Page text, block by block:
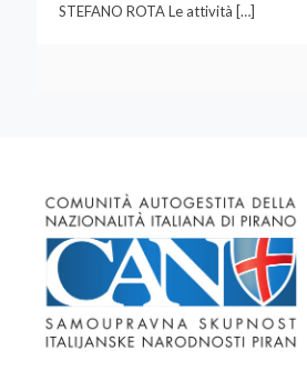
STEFANO ROTA Le attività […]